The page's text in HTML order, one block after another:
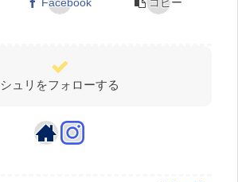
シュリをフォローする